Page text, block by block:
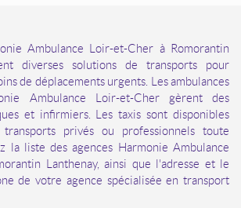
Ambulance Loir-et-Cher à Romorantin
diverses solutions de transports pour
de déplacements urgents. Les ambulances
Ambulance Loir-et-Cher gèrent des
et infirmiers. Les taxis sont disponibles
privés ou professionnels toute
la liste des agences Harmonie Ambulance
Lanthenay, ainsi que l'adresse et le
de votre agence spécialisée en transport